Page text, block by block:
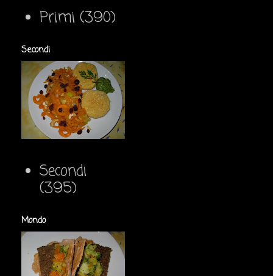
Primi (390)
Secondi
Secondi
(395)
Mondo